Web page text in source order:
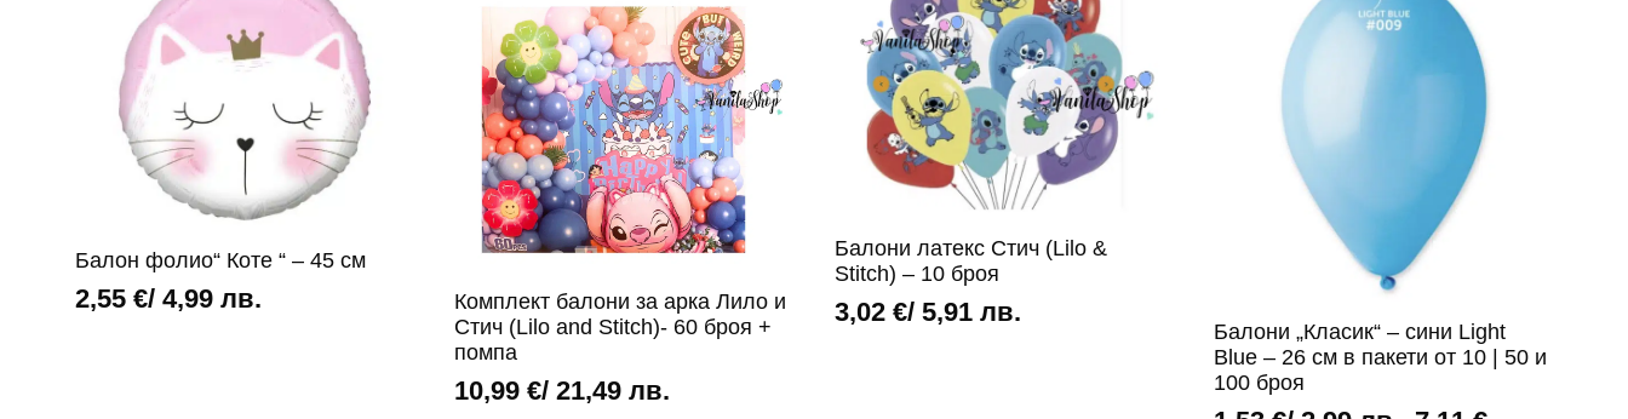
Балон фолио“ Коте “ – 45 см
2,55 €/ 4,99 лв.
Комплект балони за арка Лило и
Стич (Lilo and Stitch)- 60 броя +
помпа
10,99€/ 21,49 лв.
Балони латекс Стич (Lilo &
Stitch) – 10 броя
3,02 €/ 5,91 лв.
Балони „Класик“ – сини Light
Blue – 26 см в пакети от 10 | 50 и
100 броя